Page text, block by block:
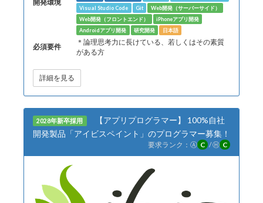
開発環境
Visual Studio Code
Git
Web開発（サーバーサイド）
Web開発（フロントエンド）
iPhoneアプリ開発
Androidアプリ開発
研究開発 日本語
必須要件
＊論理思考力に長けている、若しくはその素質
がある方
詳細を見る
2028年新卒採用
【アプリプログラマー】 100%自社
開発製品「アイビスペイント」のプログラマー募集！
要求ランク： Ⓐ C /Ⓗ C